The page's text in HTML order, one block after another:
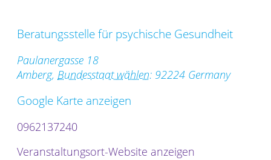
Beratungsstelle für psychische Gesundheit
Paulanergasse 18
Amberg, Bundesstaat wählen: 92224 Germany
Google Karte anzeigen
0962137240
Veranstaltungsort-Website anzeigen